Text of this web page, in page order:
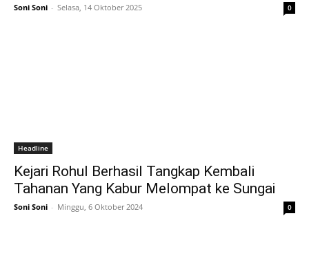
Soni Soni - Selasa, 14 Oktober 2025 0
Headline
Kejari Rohul Berhasil Tangkap Kembali
Tahanan Yang Kabur Melompat ke Sungai
Soni Soni - Minggu, 6 Oktober 2024 0